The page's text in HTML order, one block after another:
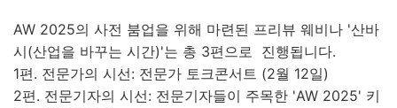
AW 2025의 사전 붐업을 위해 마련된 프리뷰 웨비나 '산바
시(산업을 바꾸는 시간)'는 총 3편으로 진행됩니다.
1편. 전문가의 시선: 전문가 토크콘서트 (2월 12일)
2편. 전문기자의 시선: 전문기자들이 주목한 'AW 2025' 키